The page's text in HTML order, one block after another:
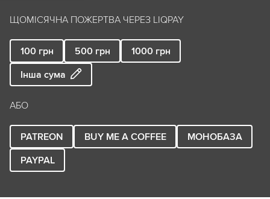
ЩОМІСЯЧНА ПОЖЕРТВА ЧЕРЕЗ LIQPAY
100 грн 500 грн 1000 грн
Інша сума
АБО
PATREON BUY ME A COFFEE
МОНОБАЗА
PAYPAL